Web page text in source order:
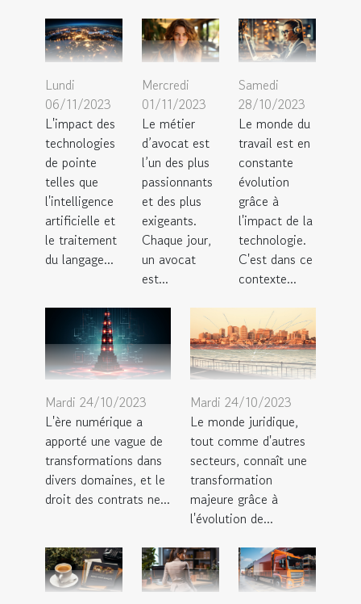
Lundi
06/11/2023
L'impact des
technologies
de pointe
telles que
l'intelligence
artificielle et
le traitement
du langage...
Mercredi
01/11/2023
Le métier
d’avocat est
l’un des plus
passionnants
et des plus
exigeants.
Chaque jour,
un avocat
est...
Samedi
28/10/2023
Le monde du
travail est en
constante
évolution
grâce à
l'impact de la
technologie.
C'est dans ce
contexte...
Mardi 24/10/2023
L'ère numérique a
apporté une vague de
transformations dans
divers domaines, et le
droit des contrats ne...
Mardi 24/10/2023
Le monde juridique,
tout comme d'autres
secteurs, connaît une
transformation
majeure grâce à
l'évolution de...